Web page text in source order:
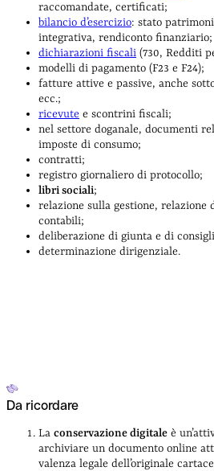
raccomandate, certificati;
bilancio d’esercizio: stato
integrativa, rendiconto finanziario;
dichiarazioni fiscali (730, Redditi
modelli di pagamento (F23 e F24);
fatture attive e passive, anche
ecc.;
ricevute e scontrini fiscali;
nel settore doganale, documenti
imposte di consumo;
contratti;
registro giornaliero di protocollo;
libri sociali;
relazione sulla gestione, relazione
contabili;
deliberazione di giunta e di
determinazione dirigenziale.
Da ricordare
La conservazione digitale è
archiviare un documento online
valenza legale dell’originale